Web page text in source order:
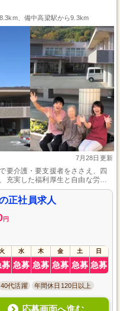
、備中高梁駅から9.3km
7月28日更新
要介護・要支援者をささえ、四
充実した福利厚生と自由な労働
正社員求人
円
火 水 木 金 土 日
募 急募 急募 急募 急募 急募
40代活躍 年間休日120日以上